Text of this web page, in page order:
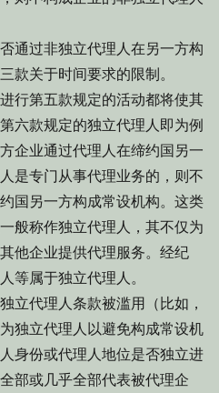
过非独立代理人在另一方构
款关于时间要求的限制。
第五款规定的活动都将使其
六款规定的独立代理人即为例
企业通过代理人在缔约国另一
是专门从事代理业务的，则不
国另一方构成常设机构。这类
般称作独立代理人，其不仅为
他企业提供代理服务。经纪
等属于独立代理人。
代理人条款被滥用（比如，
独立代理人以避免构成常设机
身份或代理人地位是否独立进
部或几乎全部代表被代理企